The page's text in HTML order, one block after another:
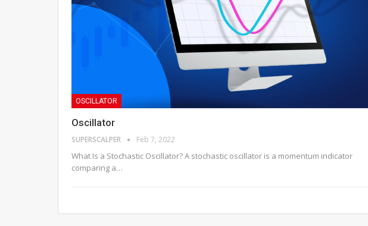
OSCILLATOR
Oscillator
SUPERSCALPER Feb 7, 2022
What Is a Stochastic Oscillator?A stochastic oscillator is a momentum indicator
comparing a…